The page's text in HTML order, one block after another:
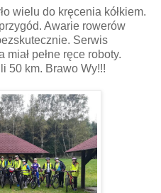
wielu do kręcenia kółkiem.
Awarie rowerów
Serwis
pełne ręce roboty.
50 km. Brawo Wy!!!